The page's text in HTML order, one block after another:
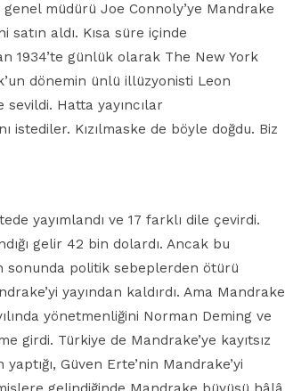
müdürü Joe Connoly’ye Mandrake
aldı. Kısa süre içinde
1934’te günlük olarak The New York
dönemin ünlü illüzyonisti Leon
Hatta yayıncılar
istediler. Kızılmaske de böyle doğdu. Biz
yayımlandı ve 17 farklı dile çevirdi.
gelir 42 bin dolardı. Ancak bu
sonunda politik sebeplerden ötürü
yayından kaldırdı. Ama Mandrake
yönetmenliğini Norman Deming ve
girdi. Türkiye de Mandrake’ye kayıtsız
Güven Erte’nin Mandrake’yi